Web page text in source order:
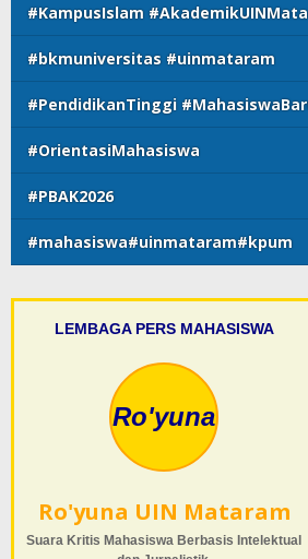
#KampusIslam
#bkmuniversitas #uinmataram
#PendidikanTinggi
#OrientasiMahasiswa
#PBAK2026
#mahasiswa#uinmataram#kpum
LEMBAGA PERS MAHASISWA
Ro'yuna
Ro'yuna UIN Mataram
Suara Kritis Mahasiswa Berbasis Intelektual